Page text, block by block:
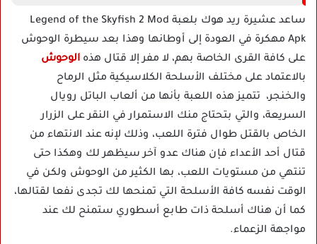
ساعد عشيرة ريد هوك بلعبة Legend of the Skyfish 2 Mod
Apk مهكرة في العودة إلى أوطانها وهذا بعد سيطرة الوحوش
على كافة القرى الخاصة بهم، لا مفر إلا قتال هذه الوحوش
بالاعتماد على مختلف الأسلحة الكلاسيكية مثل الرماح
والخنجر، تتميز هذه اللعبة بأنها من ألعاب الباتل رويال
السريعة، والتي بتحتاج منك الاستمرار في النقر على الزرار
الخاص بالقتل طوال فترة اللعب، وذلك لإنه عند الانتهاء من
قتال أحد الأعداء فإن هناك عدو آخر سيظهر لك وهكذا حتى
تنتهي من مستويات اللعب، بها الكثير من الوحوش ولكن في
الوقت نفسه كافة الأسلحة التي تمنحها لك تجدى نفعا لقتالها،
كما أن هناك أسلحة ذات طابع أسطوري ستمنح لك عند
مواجهة الزعماء.